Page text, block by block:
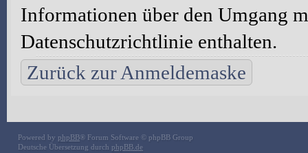
Informationen über den Umgang
Datenschutzrichtlinie enthalten.
Zurück zur Anmeldemaske
Powered by phpBB® Forum Software © phpBB Group
Deutsche Übersetzung durch phpBB.de